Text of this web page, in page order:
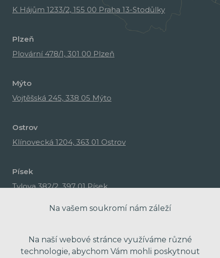
K Hájům 1233/2, 155 00 Praha 13-Stodůlky
Plzeň
Plovární 478/1, 301 00 Plzeň
Mýto
Vojtěšská 245, 338 05 Mýto
Ostrov
Klínovecká 1204, 363 01 Ostrov
Písek
Tylova 382/2, 397 01 Písek
Na vašem soukromí nám záleží
Na naší webové stránce využíváme různé
technologie, abychom Vám mohli poskytnout